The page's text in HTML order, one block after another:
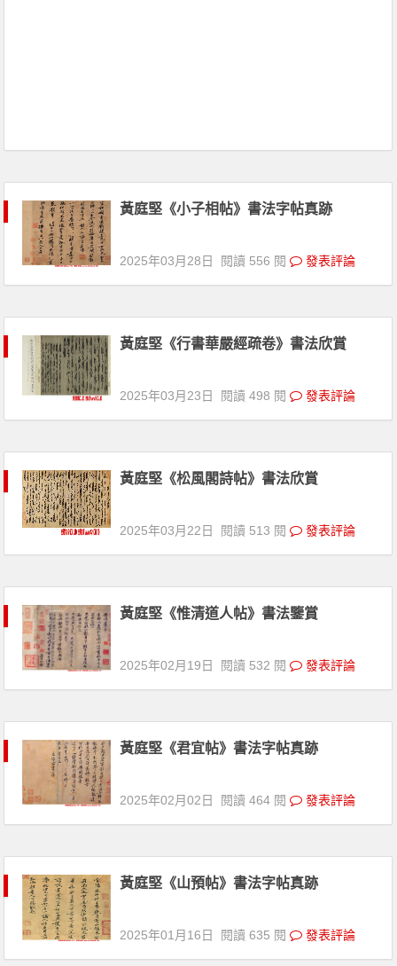
黃庭堅《小子相帖》書法字帖真跡
2025年03月28日 閱讀 556 閱 發表評論
黃庭堅《行書華嚴經疏卷》書法欣賞
2025年03月23日 閱讀 498 閱 發表評論
黃庭堅《松風閣詩帖》書法欣賞
2025年03月22日 閱讀 513 閱 發表評論
黃庭堅《惟清道人帖》書法鑒賞
2025年02月19日 閱讀 532 閱 發表評論
黃庭堅《君宜帖》書法字帖真跡
2025年02月02日 閱讀 464 閱 發表評論
黃庭堅《山預帖》書法字帖真跡
2025年01月16日 閱讀 635 閱 發表評論